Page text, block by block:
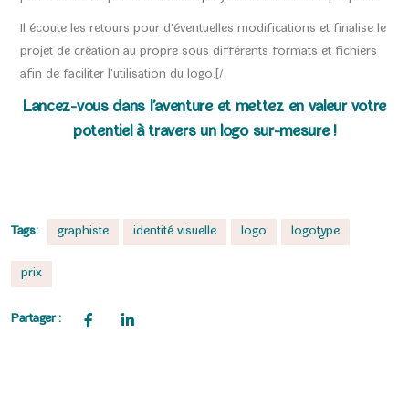
Il écoute les retours pour d’éventuelles modifications et finalise le
projet de création au propre sous différents formats et fichiers
afin de faciliter l’utilisation du logo.[/
Lancez-vous dans l’aventure et mettez en valeur votre
potentiel à travers un logo sur-mesure !
Tags: graphiste identité visuelle logo logotype
prix
Partager :